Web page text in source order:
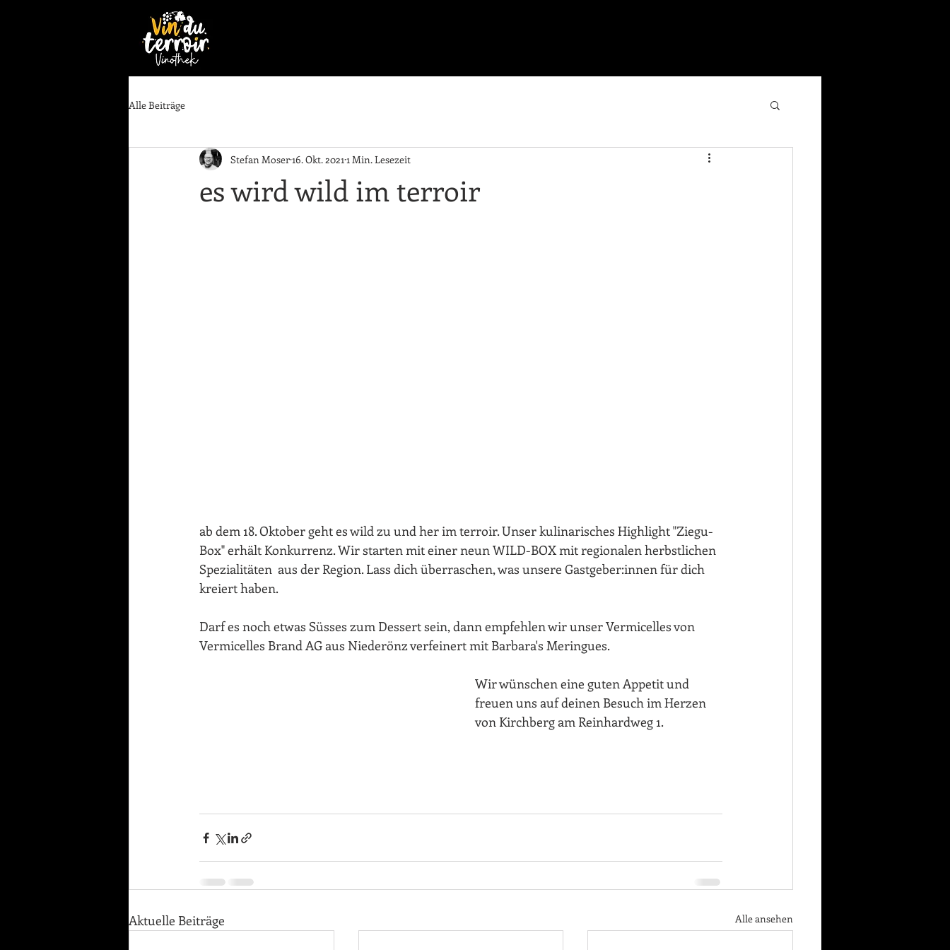
Alle Beiträge
es wird wild im terroir
Stefan Moser16. Okt. 2021 1 Min. Lesezeit
ab dem 18. Oktober geht es wild zu und her im terroir. Unser kulinarisches Highlight "Ziegu-
Box" erhält Konkurrenz. Wir starten mit einer neun WILD-BOX mit regionalen herbstlichen
Spezialitäten  aus der Region. Lass dich überraschen, was unsere Gastgeber:innen für dich
kreiert haben.
Darf es noch etwas Süsses zum Dessert sein, dann empfehlen wir unser Vermicelles von
Vermicelles Brand AG aus Niederönz verfeinert mit Barbara's Meringues.
Wir wünschen eine guten Appetit und
freuen uns auf deinen Besuch im Herzen
von Kirchberg am Reinhardweg 1.
Aktuelle Beiträge Alle ansehen